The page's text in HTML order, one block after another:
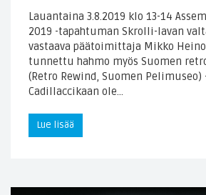
Lauantaina 3.8.2019 klo 13-14
2019 -tapahtuman Skrolli-lavan
vastaava päätoimittaja Mikko
tunnettu hahmo myös Suomen
(Retro Rewind, Suomen
Cadillaccikaan ole…
Lue lisää